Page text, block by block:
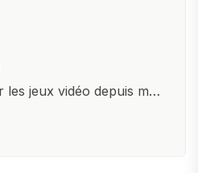
jeux vidéo depuis mon
pour l'univers